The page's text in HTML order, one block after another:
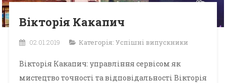
Вікторія Какапич
02.01.2019 Категорія: Успішні випускники
Вікторія Какапич: управління сервісом як
мистецтво точності та відповідальності Вікторія